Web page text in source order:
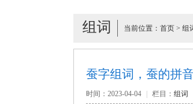
组词 当前位置： 首页 > 组
蚕字组词，蚕的拼
时间：2023-04-04 栏目： 组词